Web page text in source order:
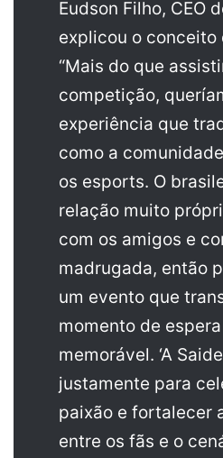
Eudson Filho, CEO
explicou o conceito
“Mais do que
competição,
experiência que
como a
os esports. O
relação muito
com os amigos e
madrugada, então
um evento que
momento de
memorável. ‘A
justamente para
paixão e fortalecer
entre os fãs e o